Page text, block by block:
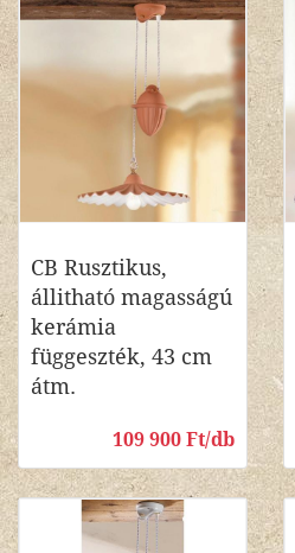
CB Rusztikus,
állitható magasságú
kerámia
függeszték, 43 cm
átm.
109 900 Ft/db